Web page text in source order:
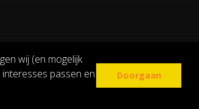
wij (en mogelijk
passen en
Doorgaan